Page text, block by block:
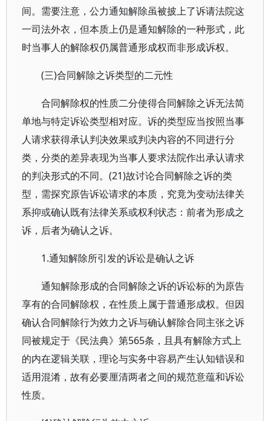
间。需要注意，公力通知解除虽被披上了诉请法院这
一司法外衣，但本质上仍是通知解除的一种形式，此
时当事人的解除权仍属普通形成权而非形成诉权。
(三)合同解除之诉类型的二元性
合同解除权的性质二分使得合同解除之诉无法简
单地与特定诉讼类型相对应。诉的类型应当按照当事
人请求获得承认判决效果或判决内容的不同进行分
类，分类的差异表现为当事人要求法院作出承认请求
的判决形式的不同。(21)故讨论合同解除之诉的类
型，需探究原告诉讼请求的本质，究竟为变动法律关
系抑或确认既有法律关系或权利状态：前者为形成之
诉，后者为确认之诉。
1.通知解除所引发的诉讼是确认之诉
通知解除形成的合同解除之诉的诉讼标的为原告
享有的合同解除权，在性质上属于普通形成权。但因
确认合同解除行为效力之诉与确认解除合同主张之诉
同被规定于《民法典》第565条，且具有解除方式上
的内在逻辑关联，理论与实务中容易产生认知错误和
适用混淆，故有必要厘清两者之间的规范意蕴和诉讼
性质。